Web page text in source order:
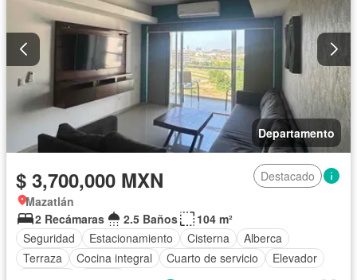
Departamento
$ 3,700,000 MXN
Destacado
Mazatlán
2 Recámaras
2.5 Baños
104 m²
Seguridad
Estacionamiento Cisterna
Alberca
Terraza
Cocina integral Cuarto de servicio
Elevador